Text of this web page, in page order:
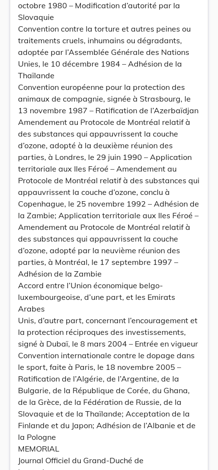
octobre 1980 – Modification d’autorité par la
Slovaquie
Convention contre la torture et autres peines ou
traitements cruels, inhumains ou dégradants,
adoptée par l’Assemblée Générale des Nations
Unies, le 10 décembre 1984 – Adhésion de la
Thaïlande
Convention européenne pour la protection des
animaux de compagnie, signée à Strasbourg, le
13 novembre 1987 – Ratification de l’Azerbaïdjan
Amendement au Protocole de Montréal relatif à
des substances qui appauvrissent la couche
d’ozone, adopté à la deuxième réunion des
parties, à Londres, le 29 juin 1990 – Application
territoriale aux Iles Féroé – Amendement au
Protocole de Montréal relatif à des substances qui
appauvrissent la couche d’ozone, conclu à
Copenhague, le 25 novembre 1992 – Adhésion de
la Zambie; Application territoriale aux Iles Féroé –
Amendement au Protocole de Montréal relatif à
des substances qui appauvrissent la couche
d’ozone, adopté par la neuvième réunion des
parties, à Montréal, le 17 septembre 1997 –
Adhésion de la Zambie
Accord entre l’Union économique belgo-
luxembourgeoise, d’une part, et les Emirats
Arabes
Unis, d’autre part, concernant l’encouragement et
la protection réciproques des investissements,
signé à Dubaï, le 8 mars 2004 – Entrée en vigueur
Convention internationale contre le dopage dans
le sport, faite à Paris, le 18 novembre 2005 –
Ratification de l’Algérie, de l’Argentine, de la
Bulgarie, de la République de Corée, du Ghana,
de la Grèce, de la Fédération de Russie, de la
Slovaquie et de la Thaïlande; Acceptation de la
Finlande et du Japon; Adhésion de l’Albanie et de
la Pologne
MEMORIAL
Journal Officiel du Grand-Duché de